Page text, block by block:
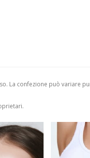
La confezione può variare